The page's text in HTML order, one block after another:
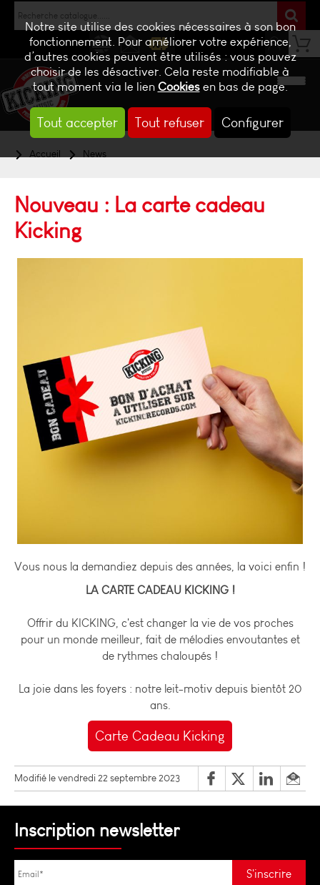
Notre site utilise des cookies nécessaires à son bon
fonctionnement. Pour améliorer votre expérience,
d’autres cookies peuvent être utilisés : vous pouvez
choisir de les désactiver. Cela reste modifiable à
tout moment via le lienCookiesen bas de page.
Tout accepter Tout refuser Configurer
NEWS CONTACTBILLETTERIE
Accueil News
Nouveau : La carte cadeau
Kicking
Vous nous la demandiez depuis des années, la voici enfin !
LA CARTE CADEAU KICKING !
Offrir du KICKING, c'est changer la vie de vos proches
pour un monde meilleur, fait de mélodies envoutantes et
de rythmes chaloupés !
La joie dans les foyers : notre leit-motiv depuis bientôt 20
ans.
Carte Cadeau Kicking
Modifié le vendredi 22 septembre 2023
Inscription newsletter